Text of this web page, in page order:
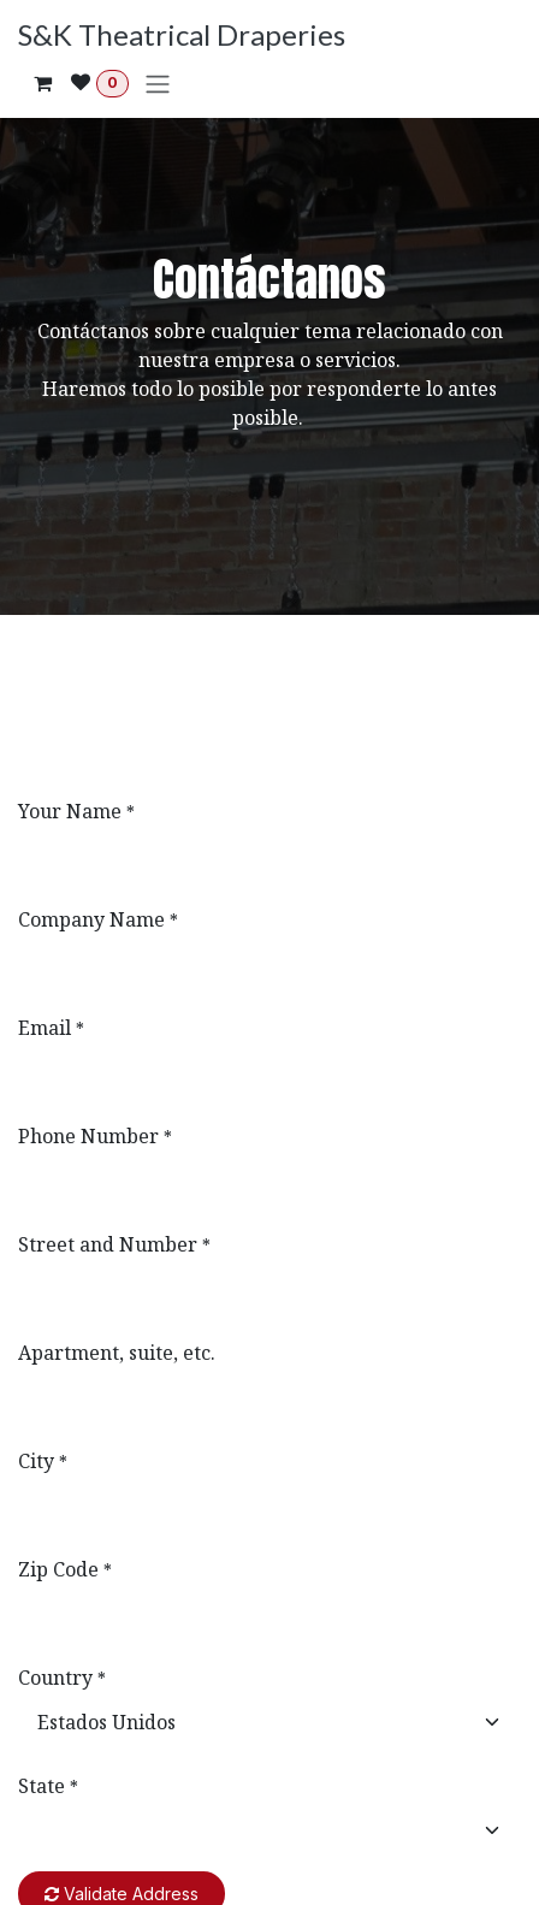
S&K Theatrical Draperies
0
Contáctanos
Contáctanos sobre cualquier tema relacionado con
nuestra empresa o servicios.
Haremos todo lo posible por responderte lo antes
posible.
Your Name *
Company Name *
Email *
Phone Number *
Street and Number *
Apartment, suite, etc.
City *
Zip Code *
Country *
State *
Validate Address